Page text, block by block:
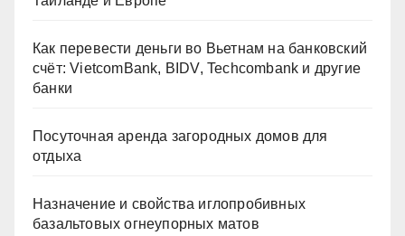
Как перевести деньги во Вьетнам на банковский
счёт: VietcomBank, BIDV, Techcombank и другие
банки
Посуточная аренда загородных домов для
отдыха
Назначение и свойства иглопробивных
базальтовых огнеупорных матов